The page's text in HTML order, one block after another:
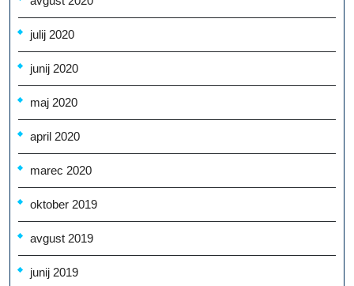
julij 2020
junij 2020
maj 2020
april 2020
marec 2020
oktober 2019
avgust 2019
junij 2019